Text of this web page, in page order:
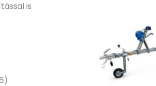
is